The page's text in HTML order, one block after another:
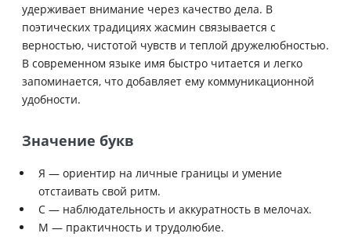
удерживает внимание через качество дела. В
поэтических традициях жасмин связывается с
верностью, чистотой чувств и теплой дружелюбностью.
В современном языке имя быстро читается и легко
запоминается, что добавляет ему коммуникационной
удобности.
Значение букв
Я — ориентир на личные границы и умение
отстаивать свой ритм.
С — наблюдательность и аккуратность в мелочах.
М — практичность и трудолюбие.